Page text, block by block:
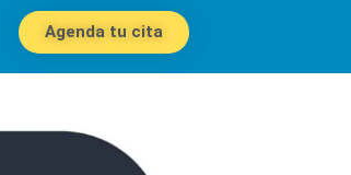
Agenda tu cita